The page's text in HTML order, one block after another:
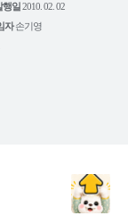
유
튜
행일 2010. 02. 02
자손기영